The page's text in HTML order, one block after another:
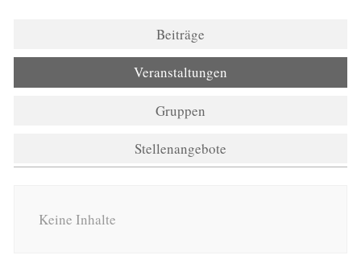
Beiträge
Veranstaltungen
Gruppen
Stellenangebote
Keine Inhalte